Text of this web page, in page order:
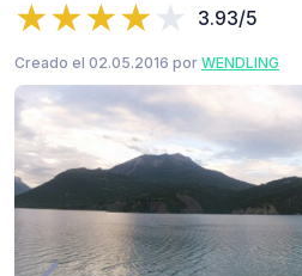
3.93/5
Creado el 02.05.2016 por WENDLING